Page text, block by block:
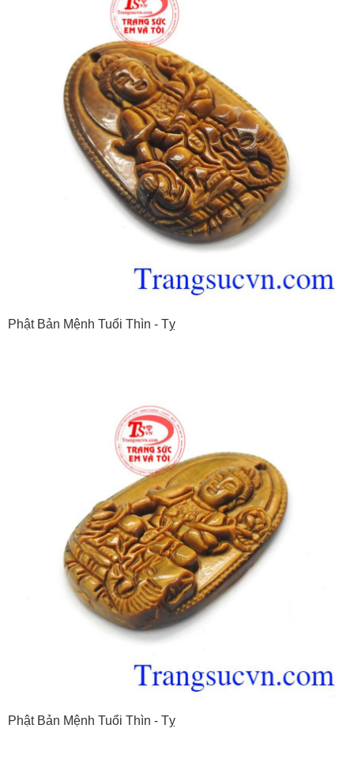
Phật Bản Mệnh Tuổi Thìn - Tỵ
Phật Bản Mệnh Tuổi Thìn - Tỵ